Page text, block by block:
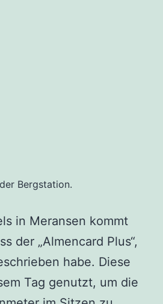
Bergstation.
in Meransen kommt
der „Almencard Plus“,
habe. Diese
Tag genutzt, um die